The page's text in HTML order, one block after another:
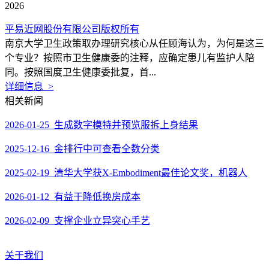
2026
平易近网股份有限公司版权所有
南京大学卫生政策取办理研究核心从任顾海认为，为何是这三
个专业？按照市卫生健康委的注释，应确定患儿有监护人陪
同。按照国度卫生健康委批复，首...
详细信息 >
相关新闻
2026-01-25 生成数字模特并预览服拆上身结果
2025-12-16 金排行中可查看全数分类
2025-02-19 清华大学获X-Embodiment最佳论文奖，机器人
2026-01-12 有益于降低换房成本
2026-02-09 支撑企业立异突心手艺
关于我们